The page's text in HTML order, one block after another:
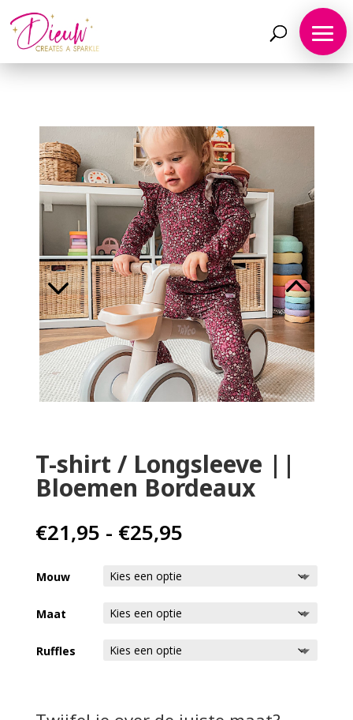
Home
Kinderkleding
Cadeaubon
T-shirt / Longsleeve ||
Bloemen Bordeaux
€21,95 - €25,95Prijsklasse:
Mouw
Maat
Ruffles